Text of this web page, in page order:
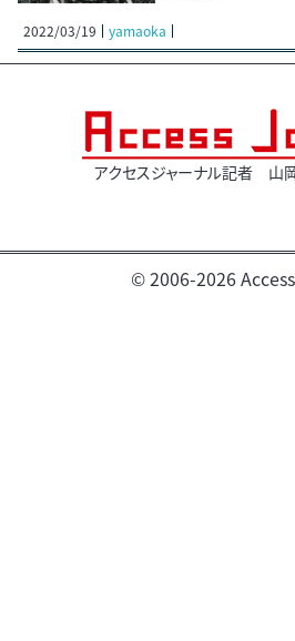
2022/03/19 yamaoka
アクセスジャーナル記者 山
© 2006-2026